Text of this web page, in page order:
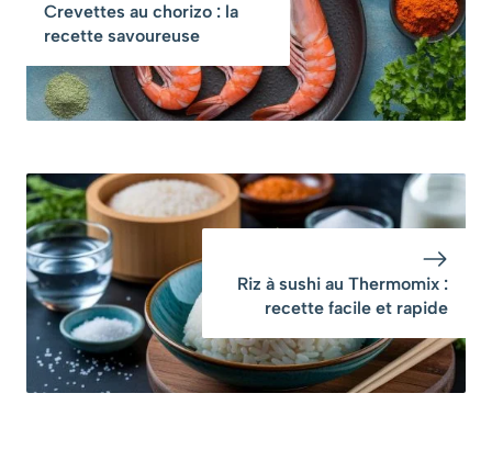
Crevettes au chorizo : la
recette savoureuse
Riz à sushi au Thermomix :
recette facile et rapide